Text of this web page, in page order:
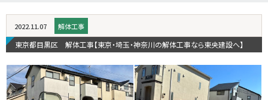
2022.11.07 解体工事
東京都目黒区 解体工事【東京・埼玉・神奈川の解体工事なら東央建設へ】